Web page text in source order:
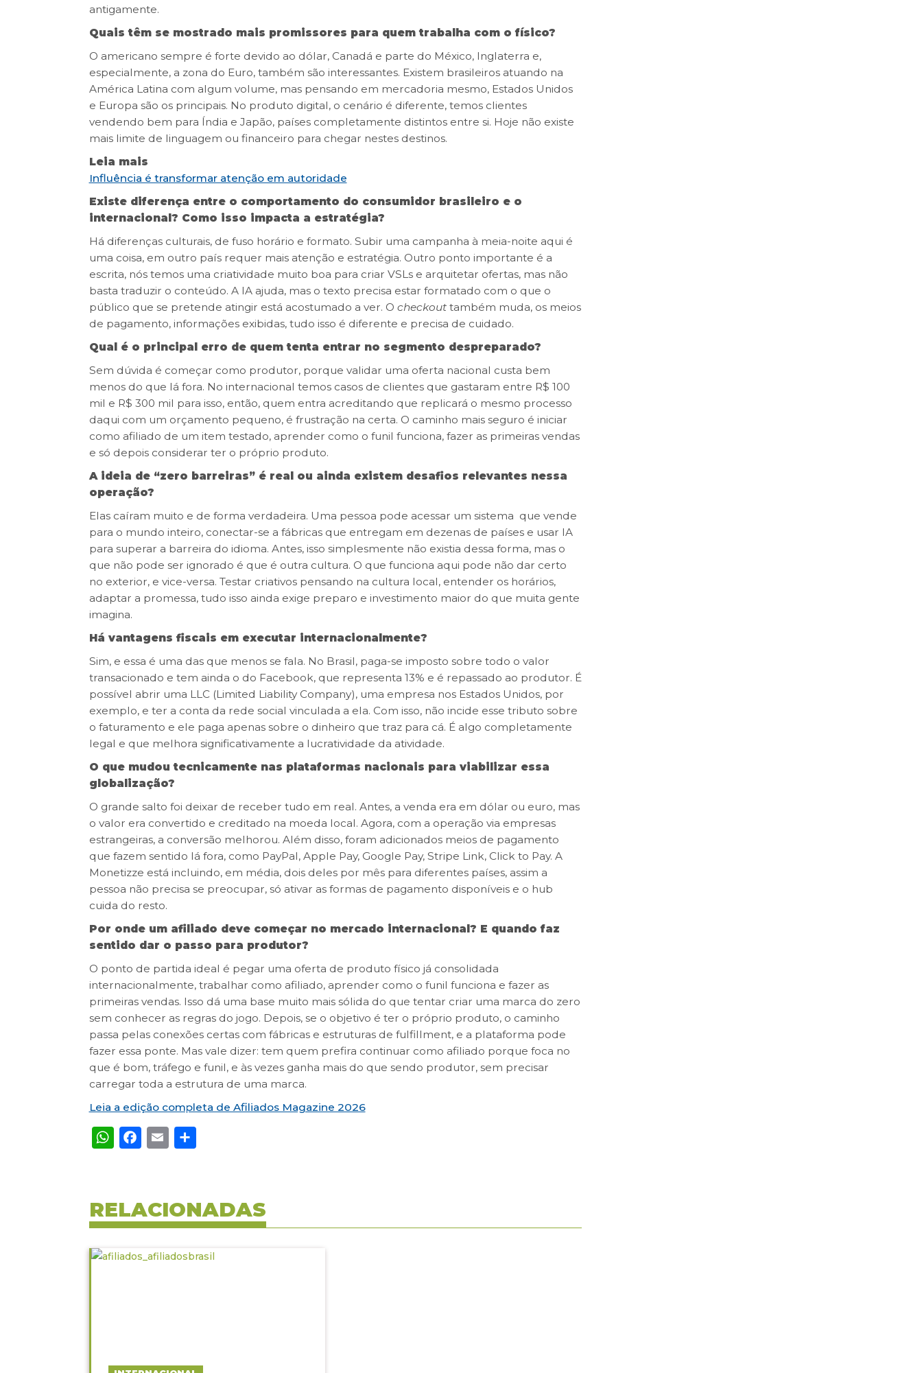
antigamente.
Quais têm se mostrado mais promissores para quem trabalha com o físico?
O americano sempre é forte devido ao dólar, Canadá e parte do México, Inglaterra e,
especialmente, a zona do Euro, também são interessantes. Existem brasileiros atuando na
América Latina com algum volume, mas pensando em mercadoria mesmo, Estados Unidos
e Europa são os principais. No produto digital, o cenário é diferente, temos clientes
vendendo bem para Índia e Japão, países completamente distintos entre si. Hoje não existe
mais limite de linguagem ou financeiro para chegar nestes destinos.
Leia mais
Influência é transformar atenção em autoridade
Existe diferença entre o comportamento do consumidor brasileiro e o
internacional? Como isso impacta a estratégia?
Há diferenças culturais, de fuso horário e formato. Subir uma campanha à meia-noite aqui é
uma coisa, em outro país requer mais atenção e estratégia. Outro ponto importante é a
escrita, nós temos uma criatividade muito boa para criar VSLs e arquitetar ofertas, mas não
basta traduzir o conteúdo. A IA ajuda, mas o texto precisa estar formatado com o que o
público que se pretende atingir está acostumado a ver. O checkouttambém muda, os meios
de pagamento, informações exibidas, tudo isso é diferente e precisa de cuidado.
Qual é o principal erro de quem tenta entrar no segmento despreparado?
Sem dúvida é começar como produtor, porque validar uma oferta nacional custa bem
menos do que lá fora. No internacional temos casos de clientes que gastaram entre R$ 100
mil e R$ 300 mil para isso, então, quem entra acreditando que replicará o mesmo processo
daqui com um orçamento pequeno, é frustração na certa. O caminho mais seguro é iniciar
como afiliado de um item testado, aprender como o funil funciona, fazer as primeiras vendas
e só depois considerar ter o próprio produto.
A ideia de “zero barreiras” é real ou ainda existem desafios relevantes nessa
operação?
Elas caíram muito e de forma verdadeira. Uma pessoa pode acessar um sistema que vende
para o mundo inteiro, conectar-se a fábricas que entregam em dezenas de países e usar IA
para superar a barreira do idioma. Antes, isso simplesmente não existia dessa forma, mas o
que não pode ser ignorado é que é outra cultura. O que funciona aqui pode não dar certo
no exterior, e vice-versa. Testar criativos pensando na cultura local, entender os horários,
adaptar a promessa, tudo isso ainda exige preparo e investimento maior do que muita gente
imagina.
Há vantagens fiscais em executar internacionalmente?
Sim, e essa é uma das que menos se fala. No Brasil, paga-se imposto sobre todo o valor
transacionado e tem ainda o do Facebook, que representa 13% e é repassado ao produtor. É
possível abrir uma LLC (Limited Liability Company), uma empresa nos Estados Unidos, por
exemplo, e ter a conta da rede social vinculada a ela. Com isso, não incide esse tributo sobre
o faturamento e ele paga apenas sobre o dinheiro que traz para cá. É algo completamente
legal e que melhora significativamente a lucratividade da atividade.
O que mudou tecnicamente nas plataformas nacionais para viabilizar essa
globalização?
O grande salto foi deixar de receber tudo em real. Antes, a venda era em dólar ou euro, mas
o valor era convertido e creditado na moeda local. Agora, com a operação via empresas
estrangeiras, a conversão melhorou. Além disso, foram adicionados meios de pagamento
que fazem sentido lá fora, como PayPal, Apple Pay, Google Pay, Stripe Link, Click to Pay. A
Monetizze está incluindo, em média, dois deles por mês para diferentes países, assim a
pessoa não precisa se preocupar, só ativar as formas de pagamento disponíveis e o hub
cuida do resto.
Por onde um afiliado deve começar no mercado internacional? E quando faz
sentido dar o passo para produtor?
O ponto de partida ideal é pegar uma oferta de produto físico já consolidada
internacionalmente, trabalhar como afiliado, aprender como o funil funciona e fazer as
primeiras vendas. Isso dá uma base muito mais sólida do que tentar criar uma marca do zero
sem conhecer as regras do jogo. Depois, se o objetivo é ter o próprio produto, o caminho
passa pelas conexões certas com fábricas e estruturas de fulfillment, e a plataforma pode
fazer essa ponte. Mas vale dizer: tem quem prefira continuar como afiliado porque foca no
que é bom, tráfego e funil, e às vezes ganha mais do que sendo produtor, sem precisar
carregar toda a estrutura de uma marca.
Leia a edição completa de Afiliados Magazine 2026
WhatsApp
Facebook
EmailShare
RELACIONADAS